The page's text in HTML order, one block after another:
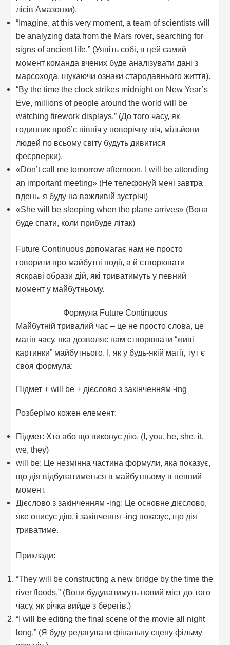
лісів Амазонки).
“Imagine, at this very moment, a team of scientists will
be analyzing data from the Mars rover, searching for
signs of ancient life.” (Уявіть собі, в цей самий
момент команда вчених буде аналізувати дані з
марсохода, шукаючи ознаки стародавнього життя).
“By the time the clock strikes midnight on New Year’s
Eve, millions of people around the world will be
watching firework displays.” (До того часу, як
годинник проб’є північ у новорічну ніч, мільйони
людей по всьому світу будуть дивитися
феєрверки).
«Don’t call me tomorrow afternoon, I will be attending
an important meeting» (Не телефонуй мені завтра
вдень, я буду на важливій зустрічі)
«She will be sleeping when the plane arrives» (Вона
буде спати, коли прибуде літак)
Future Continuous допомагає нам не просто
говорити про майбутні події, а й створювати
яскраві образи дій, які триватимуть у певний
момент у майбутньому.
Формула Future Continuous
Майбутній тривалий час – це не просто слова, це
магія часу, яка дозволяє нам створювати “живі
картинки” майбутнього. І, як у будь-якій магії, тут є
своя формула:
Підмет + will be + дієслово з закінченням -ing
Розберімо кожен елемент:
Підмет: Хто або що виконує дію. (I, you, he, she, it,
we, they)
will be: Це незмінна частина формули, яка показує,
що дія відбуватиметься в майбутньому в певний
момент.
Дієслово з закінченням -ing: Це основне дієслово,
яке описує дію, і закінчення -ing показує, що дія
триватиме.
Приклади:
“They will be constructing a new bridge by the time the
river floods.” (Вони будуватимуть новий міст до того
часу, як річка вийде з берегів.)
“I will be editing the final scene of the movie all night
long.” (Я буду редагувати фінальну сцену фільму